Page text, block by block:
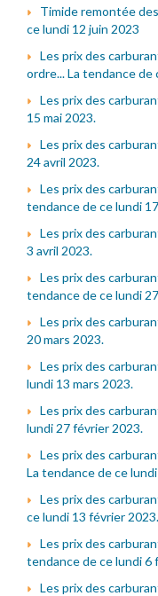
Timide remontée
ce lundi 12 juin 2023
Les prix des
ordre... La tendance de
Les prix des
15 mai 2023.
Les prix des
24 avril 2023.
Les prix des
tendance de ce lundi
Les prix des
3 avril 2023.
Les prix des
tendance de ce lundi
Les prix des
20 mars 2023.
Les prix des
lundi 13 mars 2023.
Les prix des
lundi 27 février 2023.
Les prix des
La tendance de ce
Les prix des
ce lundi 13 février 2023.
Les prix des
tendance de ce lundi 6
Les prix des